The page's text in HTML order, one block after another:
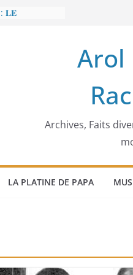
𝐋𝐄
𝐨𝐫𝐝𝐢𝐧𝐚𝐭𝐞𝐮𝐫
Arol
Archives, Faits
LA PLATINE DE PAPA